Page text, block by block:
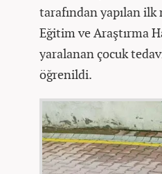
tarafından yapılan
Eğitim ve Araştırma
yaralanan çocuk
öğrenildi.